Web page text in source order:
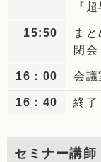
『
15:50
ま
閉会
16：00 会
16：40 終了
セミナー講師